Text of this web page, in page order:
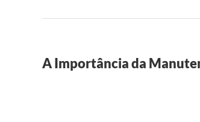
A Importância da